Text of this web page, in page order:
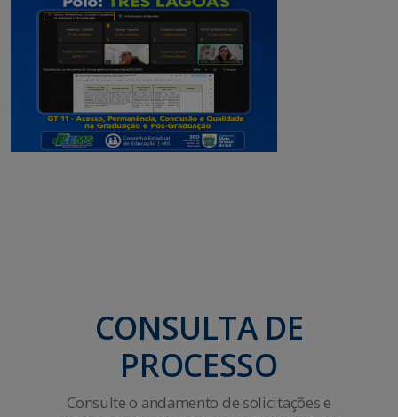
CONSULTA DE
PROCESSO
Consulte o andamento de solicitações e